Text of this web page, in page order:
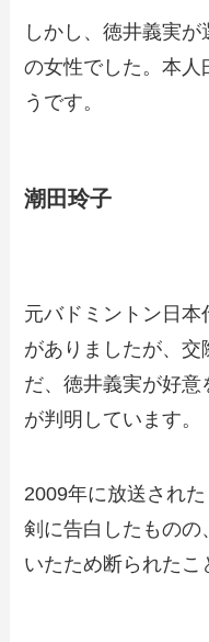
しかし、徳井義実
の女性でした。本人
うです。
潮田玲子
元バドミントン日
がありましたが、交
だ、徳井義実が好意
が判明しています。
2009年に放送され
剣に告白したものの
いたため断られたこ